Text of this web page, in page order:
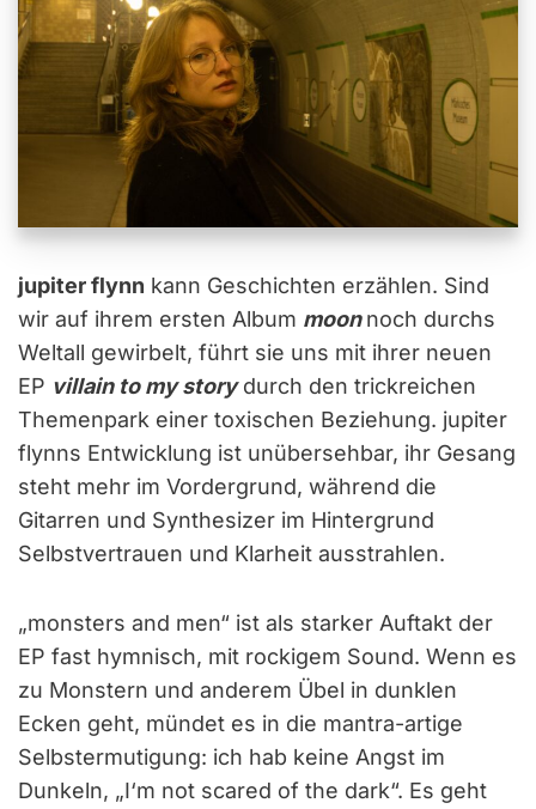
jupiter flynn kann Geschichten erzählen. Sind
wir auf ihrem ersten Album moonnoch durchs
Weltall gewirbelt, führt sie uns mit ihrer neuen
EP villain to my storydurch den trickreichen
Themenpark einer toxischen Beziehung. jupiter
flynns Entwicklung ist unübersehbar, ihr Gesang
steht mehr im Vordergrund, während die
Gitarren und Synthesizer im Hintergrund
Selbstvertrauen und Klarheit ausstrahlen.
„monsters and men“ ist als starker Auftakt der
EP fast hymnisch, mit rockigem Sound. Wenn es
zu Monstern und anderem Übel in dunklen
Ecken geht, mündet es in die mantra-artige
Selbstermutigung: ich hab keine Angst im
Dunkeln, „I‘m not scared of the dark“. Es geht